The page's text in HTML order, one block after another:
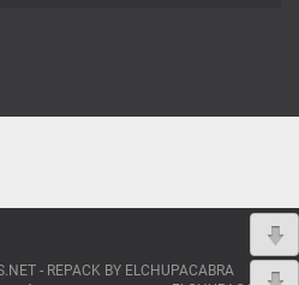
- REPACK BY ELCHUPACABRA